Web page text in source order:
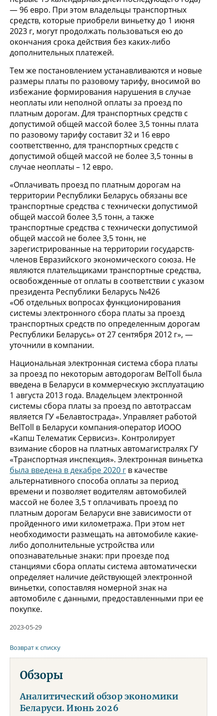
— 96 евро. При этом владельцы транспортных
средств, которые приобрели виньетку до 1 июня
2023 г, могут продолжать пользоваться ею до
окончания срока действия без каких-либо
дополнительных платежей.
Тем же постановлением устанавливаются и новые
размеры платы по разовому тарифу, вносимой во
избежание формирования нарушения в случае
неоплаты или неполной оплаты за проезд по
платным дорогам. Для транспортных средств с
допустимой общей массой более 3,5 тонны плата
по разовому тарифу составит 32 и 16 евро
соответственно, для транспортных средств с
допустимой общей массой не более 3,5 тонны в
случае неоплаты – 12 евро.
«Оплачивать проезд по платным дорогам на
территории Республики Беларусь обязаны все
транспортные средства с технически допустимой
общей массой более 3,5 тонн, а также
транспортные средства с технически допустимой
общей массой не более 3,5 тонн, не
зарегистрированные на территории государств-
членов Евразийского экономического союза. Не
являются плательщиками транспортные средства,
освобожденные от оплаты в соответствии с указом
президента Республики Беларусь №426
«Об отдельных вопросах функционирования
системы электронного сбора платы за проезд
транспортных средств по определенным дорогам
Республики Беларусь» от 27 сентября 2012 г», —
уточнили в компании.
Национальная электронная система сбора платы
за проезд по некоторым автодорогам BelToll была
введена в Беларуси в коммерческую эксплуатацию
1 августа 2013 года. Владельцем электронной
системы сбора платы за проезд по автотрассам
является ГУ «Белавтострада». Управляет работой
BelToll в Беларуси компания-оператор ИООО
«Капш Телематик Сервисиз». Контролирует
взимание сборов на платных автомагистралях ГУ
«Транспортная инспекция». Электронная виньетка
была введена в декабре 2020 г в качестве
альтернативного способа оплаты за период
времени и позволяет водителям автомобилей
массой не более 3,5 т оплачивать проезд по
платным дорогам Беларуси вне зависимости от
пройденного ими километража. При этом нет
необходимости размещать на автомобиле какие-
либо дополнительные устройства или
опознавательные знаки: при проезде под
станциями сбора оплаты система автоматически
определяет наличие действующей электронной
виньетки, сопоставляя номерной знак на
автомобиле с данными, предоставленными при ее
покупке.
2023-05-29
Возврат к списку
Обзоры
Аналитический обзор экономики
Беларуси. Июнь 2026